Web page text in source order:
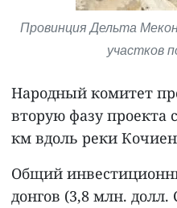
Провинция Дельта
участков
Народный комитет
вторую фазу проекта
км вдоль реки
Общий
донгов (3,8 млн.